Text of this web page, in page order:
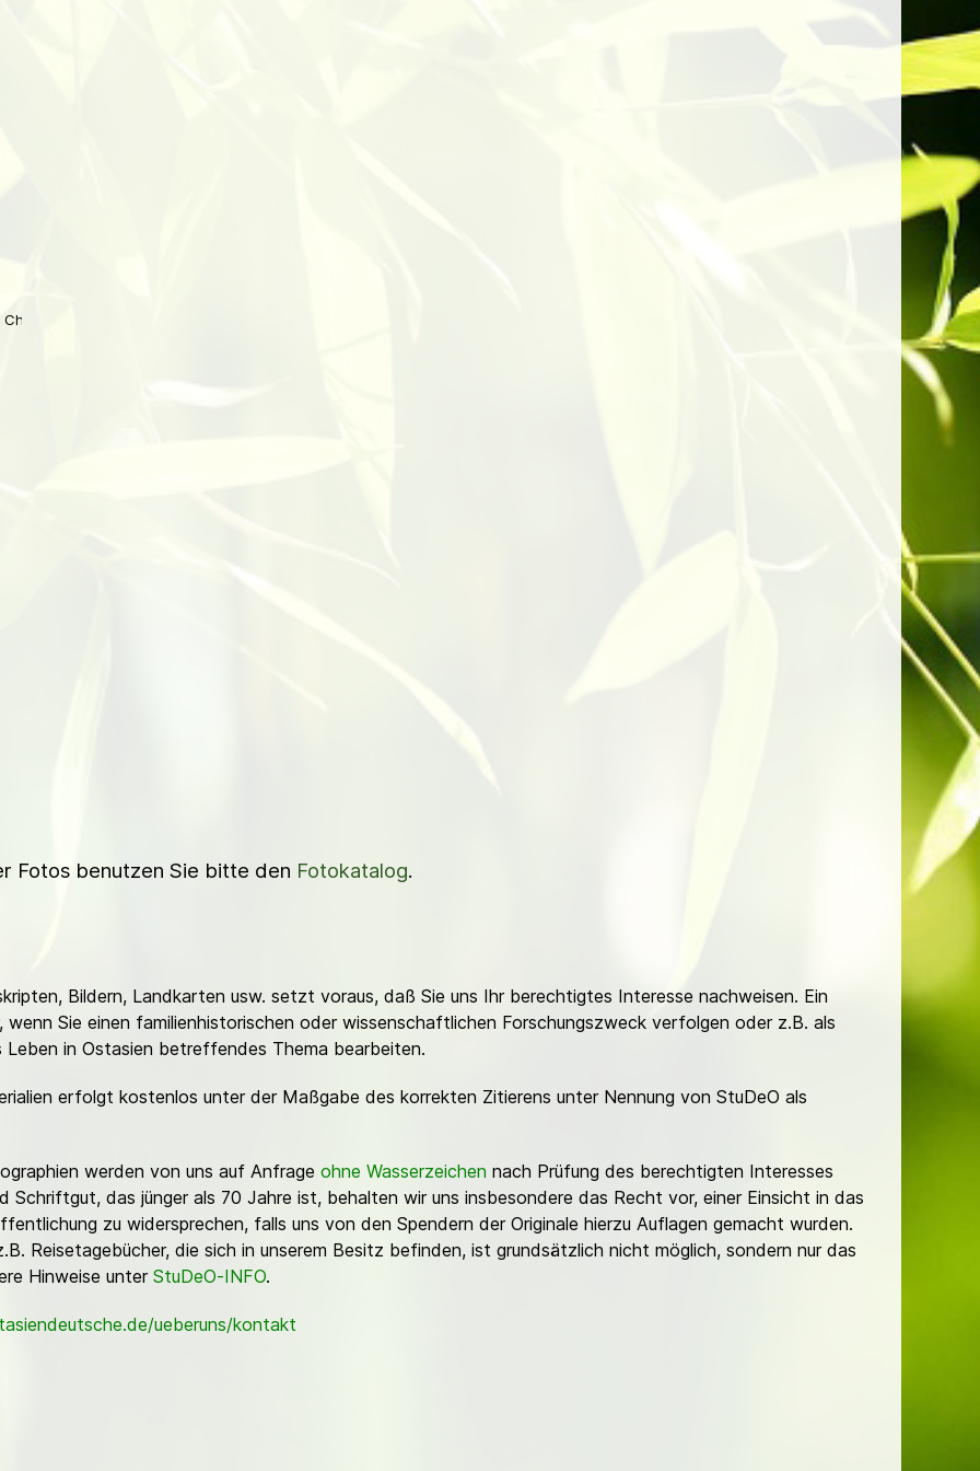
Fotos benutzen Sie bitte den Fotokatalog.
Bildern, Landkarten usw. setzt voraus, daß Sie uns Ihr berechtigtes Interesse nachweisen. Ein
Sie einen familienhistorischen oder wissenschaftlichen Forschungszweck verfolgen oder z.B. als
in Ostasien betreffendes Thema bearbeiten.
erfolgt kostenlos unter der Maßgabe des korrekten Zitierens unter Nennung von StuDeO als
werden von uns auf Anfrage ohne Wasserzeichen nach Prüfung des berechtigten Interesses
Schriftgut, das jünger als 70 Jahre ist, behalten wir uns insbesondere das Recht vor, einer Einsicht in das
zu widersprechen, falls uns von den Spendern der Originale hierzu Auflagen gemacht wurden.
Reisetagebücher, die sich in unserem Besitz befinden, ist grundsätzlich nicht möglich, sondern nur das
Hinweise unter StuDeO-INFO.
ueberuns/kontakt